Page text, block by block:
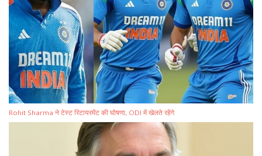
Rohit Sharma ने टेस्ट रिटायरमेंट की घोषणा, ODI में खेलते रहेंगे